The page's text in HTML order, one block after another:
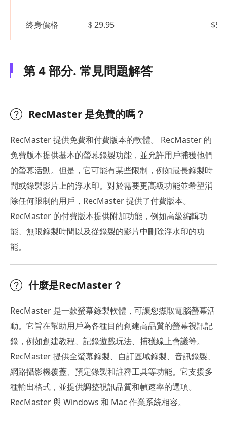
終身價格 ＄29.95
第 4 部分. 常見問題解答
RecMaster 是免費的嗎？
RecMaster 提供免費和付費版本的軟體。 RecMaster 的
免費版本提供基本的螢幕錄製功能，並允許用戶捕獲他們
的螢幕活動。但是，它可能有某些限制，例如最長錄製時
間或錄製影片上的浮水印。對於需要更高級功能並希望消
除任何限制的用戶，RecMaster 提供了付費版本。
RecMaster 的付費版本提供附加功能，例如高級編輯功
能、無限錄製時間以及從錄製的影片中刪除浮水印的功
能。
什麼是RecMaster？
RecMaster 是一款螢幕錄製軟體，可讓您擷取電腦螢幕活
動。它旨在幫助用戶為各種目的創建高品質的螢幕視訊記
錄，例如創建教程、記錄遊戲玩法、捕獲線上會議等。
RecMaster 提供全螢幕錄製、自訂區域錄製、音訊錄製、
網路攝影機覆蓋、預定錄製和註釋工具等功能。它支援多
種輸出格式，並提供調整視訊品質和幀速率的選項。
RecMaster 與 Windows 和 Mac 作業系統相容。